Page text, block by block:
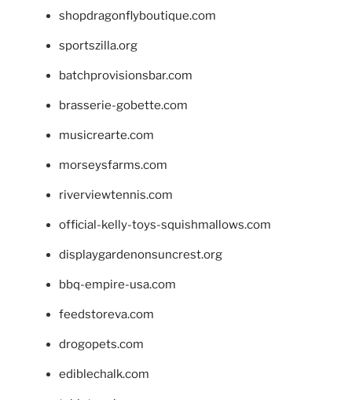
shopdragonflyboutique.com
sportszilla.org
batchprovisionsbar.com
brasserie-gobette.com
musicrearte.com
morseysfarms.com
riverviewtennis.com
official-kelly-toys-squishmallows.com
displaygardenonsuncrest.org
bbq-empire-usa.com
feedstoreva.com
drogopets.com
ediblechalk.com